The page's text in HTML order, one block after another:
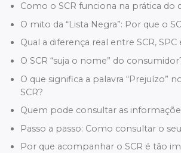
Como o SCR funciona na prática do
O mito da “Lista Negra”: Por que o
Qual a diferença real entre SCR, SPC
O SCR “suja o nome” do
O que significa a palavra “Prejuízo”
SCR?
Quem pode consultar as
Passo a passo: Como consultar o
Por que acompanhar o SCR é tão